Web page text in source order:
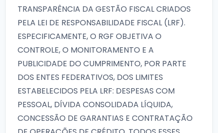
TRANSPARÊNCIA DA GESTÃO FISCAL CRIADOS
PELA LEI DE RESPONSABILIDADE FISCAL (LRF).
ESPECIFICAMENTE, O RGF OBJETIVA O
CONTROLE, O MONITORAMENTO E A
PUBLICIDADE DO CUMPRIMENTO, POR PARTE
DOS ENTES FEDERATIVOS, DOS LIMITES
ESTABELECIDOS PELA LRF: DESPESAS COM
PESSOAL, DÍVIDA CONSOLIDADA LÍQUIDA,
CONCESSÃO DE GARANTIAS E CONTRATAÇÃO